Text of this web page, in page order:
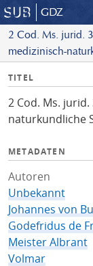
GDZ
2 Cod. Ms. jurid.
medizinisch-
I
f
o
TITEL
2 Cod. Ms.
naturkundliche
METADATEN
Autoren
Unbekannt
Johannes von
Godefridus de
Meister Albrant
Volmar